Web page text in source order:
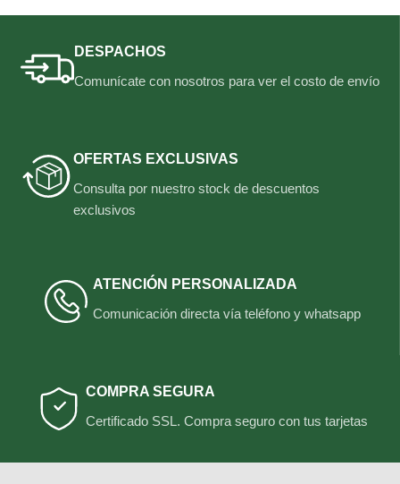
DESPACHOS
Comunícate con nosotros para ver el costo de envío
OFERTAS EXCLUSIVAS
Consulta por nuestro stock de descuentos
exclusivos
ATENCIÓN PERSONALIZADA
Comunicación directa vía teléfono y whatsapp
COMPRA SEGURA
Certificado SSL. Compra seguro con tus tarjetas